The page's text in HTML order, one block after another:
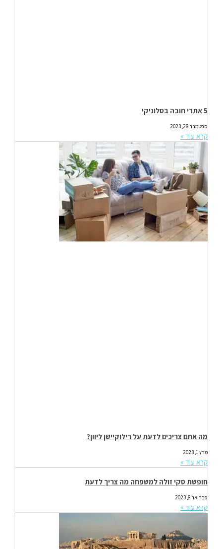
5 אתרי חובה בסלוניקי
ספטמבר 28, 2023
קרא עוד »
מה אתם צריכים לדעת על רילוקיישן ליוון?
מרץ 1, 2023
קרא עוד »
חופשת סקי זולה למשפחה מה צריך לדעת
פברואר 8, 2023
קרא עוד »